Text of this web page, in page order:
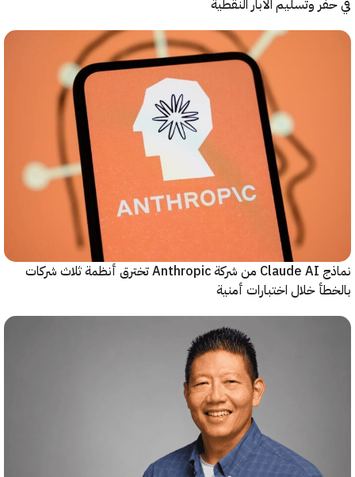
وتسليم الآبار النقطية
نماذج Claude AI من شركة Anthropic تخترق أنظمة ثلاث شركات
خلال اختبارات أمنية